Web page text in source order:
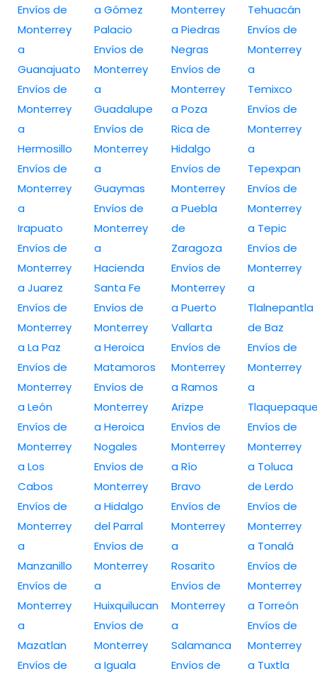
Envíos de
Monterrey
a
Guanajuato
Envíos de
Monterrey
a
Hermosillo
Envíos de
Monterrey
a
Irapuato
Envíos de
Monterrey
a Juarez
Envíos de
Monterrey
a La Paz
Envíos de
Monterrey
a León
Envíos de
Monterrey
a Los
Cabos
Envíos de
Monterrey
a
Manzanillo
Envíos de
Monterrey
a
Mazatlan
Envíos de
a Gómez
Palacio
Envíos de
Monterrey
a
Guadalupe
Envíos de
Monterrey
a
Guaymas
Envíos de
Monterrey
a
Hacienda
Santa Fe
Envíos de
Monterrey
a Heroica
Matamoros
Envíos de
Monterrey
a Heroica
Nogales
Envíos de
Monterrey
a Hidalgo
del Parral
Envíos de
Monterrey
a
Huixquilucan
Envíos de
Monterrey
a Iguala
Monterrey
a Piedras
Negras
Envíos de
Monterrey
a Poza
Rica de
Hidalgo
Envíos de
Monterrey
a Puebla
de
Zaragoza
Envíos de
Monterrey
a Puerto
Vallarta
Envíos de
Monterrey
a Ramos
Arizpe
Envíos de
Monterrey
a Río
Bravo
Envíos de
Monterrey
a
Rosarito
Envíos de
Monterrey
a
Salamanca
Envíos de
Tehuacán
Envíos de
Monterrey
a
Temixco
Envíos de
Monterrey
a
Tepexpan
Envíos de
Monterrey
a Tepic
Envíos de
Monterrey
a
Tlalnepantla
de Baz
Envíos de
Monterrey
a
Envíos de
Monterrey
a Toluca
de Lerdo
Envíos de
Monterrey
a Tonalá
Envíos de
Monterrey
a Torreón
Envíos de
Monterrey
a Tuxtla